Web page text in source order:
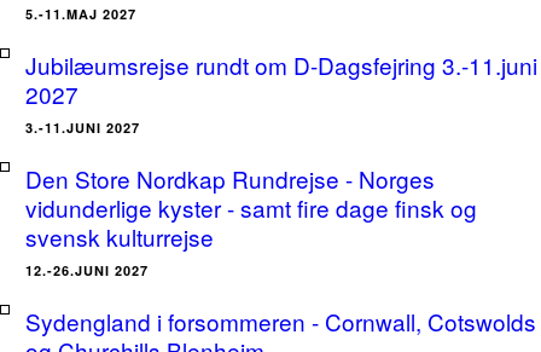
5.-11.MAJ 2027
Jubilæumsrejse rundt om D-Dagsfejring 3.-11.juni
2027
3.-11.JUNI 2027
Den Store Nordkap Rundrejse - Norges
vidunderlige kyster - samt fire dage finsk og
svensk kulturrejse
12.-26.JUNI 2027
Sydengland i forsommeren - Cornwall, Cotswolds